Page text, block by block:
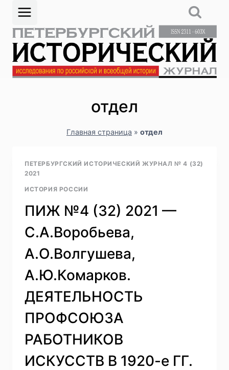
Перейти
содержимому
отдел
Главная страница » отдел
ПЕТЕРБУРГСКИЙ ИСТОРИЧЕСКИЙ ЖУРНАЛ № 4 (32)
2021
ИСТОРИЯ РОССИИ
ПИЖ №4 (32) 2021 —
С.А.Воробьева,
А.О.Волгушева,
А.Ю.Комарков.
ДЕЯТЕЛЬНОСТЬ
ПРОФСОЮЗА
РАБОТНИКОВ
ИСКУССТВ В 1920-е ГГ.